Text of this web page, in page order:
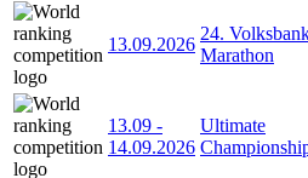
13.09.2026
24.
Marathon
13.09 -
14.09.2026
Ultimate